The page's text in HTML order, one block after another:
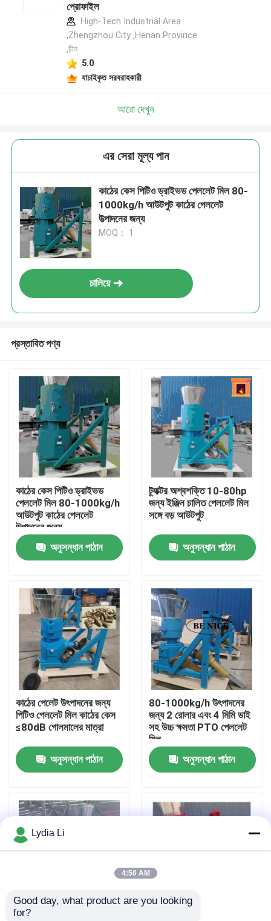
পণ্য
VR প্রদর্শন
আমাদের সম্পর্কে
কারখানা ভ্রমণ
মান নিয়ন্ত্রণ
আমাদের সাথে যোগাযোগ করুন
উদ্ধৃতির জন্য আবেদন
কাঠের পিলেট মিল
প্রোফাইল
High-Tech Industrial Area
,Zhengzhou City ,Henan Province
,চীন
5.0
যাচাইকৃত সরবরাহকারী
আরো দেখুন
এর সেরা মূল্য পান
কাঠের কেস পিটিও ড্রাইভড পেললেট মিল 80-
1000kg/h আউটপুট কাঠের পেললেট
উত্পাদনের জন্য
MOQ： 1
চালিয়ে
প্রস্তাবিত পণ্য
কাঠের কেস পিটিও ড্রাইভড
পেললেট মিল 80-1000kg/h
আউটপুট কাঠের পেললেট
উত্পাদনের জন্য
অনুসন্ধান পাঠান
ট্র্যাক্টর অশ্বশক্তি 10-80hp
জন্য ইঞ্জিন চালিত পেললেট মিল
সঙ্গে বড় আউটপুট
অনুসন্ধান পাঠান
কাঠের পেলেট উৎপাদনের জন্য
পিটিও পেললেট মিল কাঠের কেস
≤80dB গোলমালের মাত্রা
অনুসন্ধান পাঠান
80-1000kg/h উৎপাদনের
জন্য 2 রোলার এবং 4 মিমি ডাই
সহ উচ্চ ক্ষমতা PTO পেললেট
মিল
অনুসন্ধান পাঠান
2 রোলার পাওয়ার পিল্ট উত্পাদন
Lydia Li
4:50 AM
Good day, what product are you looking
for?